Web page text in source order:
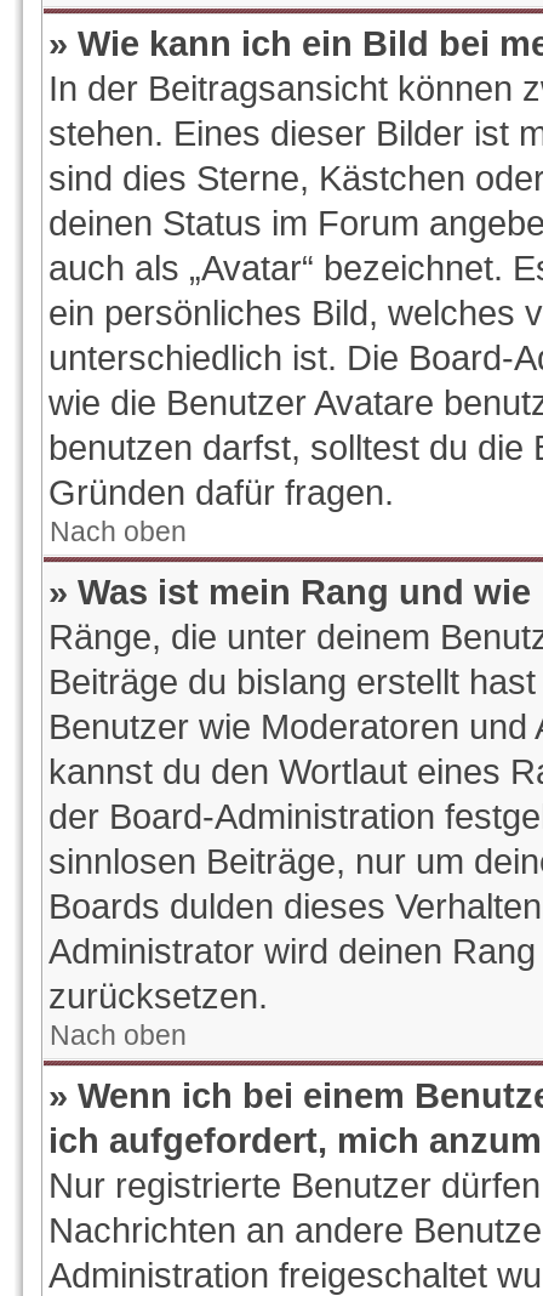
» Wie kann ich ein Bild bei
In der Beitragsansicht können
stehen. Eines dieser Bilder ist
sind dies Sterne, Kästchen
deinen Status im Forum
auch als „Avatar“ bezeichnet.
ein persönliches Bild, welches
unterschiedlich ist. Die Board-
wie die Benutzer Avatare
benutzen darfst, solltest du die
Gründen dafür fragen.
Nach oben
» Was ist mein Rang und
Ränge, die unter deinem
Beiträge du bislang erstellt
Benutzer wie Moderatoren
kannst du den Wortlaut eines
der Board-Administration
sinnlosen Beiträge, nur um
Boards dulden dieses
Administrator wird deinen
zurücksetzen.
Nach oben
» Wenn ich bei einem
ich aufgefordert, mich
Nur registrierte Benutzer
Nachrichten an andere
Administration freigeschaltet